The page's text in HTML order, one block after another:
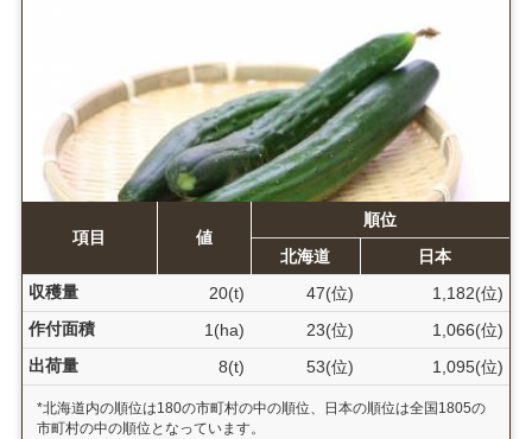
項目 値
順位
北海道
日本
収穫量
20(t) 47(位)
1,182(位)
作付面積
1(ha) 23(位)
1,066(位)
出荷量
8(t) 53(位) 1,095(位)
*北海道内の順位は180の市町村の中の順位、日本の順位は全国1805の
市町村の中の順位となっています。